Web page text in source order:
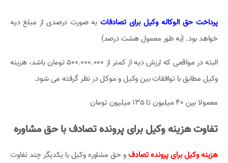
پرداخت حق الوکاله وکیل برای تصادفات به صورت درصدی از مبلغ دیه
خواهد بود. (به طور معمول هشت درصد)
البته در مواقعی که ارزش دیه از کمتر از 500.000.000 تومان باشد، هزینه
وکیل مطابق با توافقات بین وکیل و موکل در نظر گرفته می شود.
معمولا بین 40 میلیون تا 135 میلیون تومان
تفاوت هزینه وکیل برای پرونده تصادف با حق مشاوره
هزینه وکیل برای پرونده تصادفو حق مشاوره وکیل با یکدیگر چند تفاوت‌